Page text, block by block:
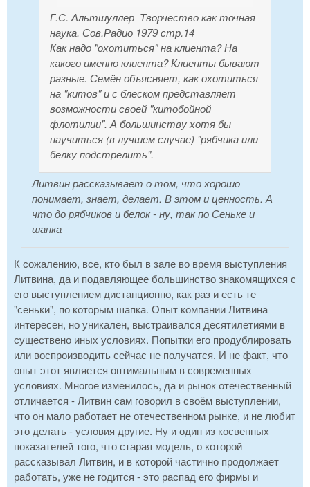
Г.С. Альтшуллер Творчество как точная
наука. Сов.Радио 1979 стр.14
Как надо "охотиться" на клиента? На
какого именно клиента? Клиенты бывают
разные. Семён объясняет, как охотиться
на "китов" и с блеском представляет
возможности своей "китобойной
флотилии". А большинству хотя бы
научиться (в лучшем случае) "рябчика или
белку подстрелить".
Литвин рассказывает о том, что хорошо
понимает, знает, делает. В этом и ценность. А
что до рябчиков и белок - ну, так по Сеньке и
шапка
К сожалению, все, кто был в зале во время выступления
Литвина, да и подавляющее большинство знакомящихся с
его выступлением дистанционно, как раз и есть те
"сеньки", по которым шапка. Опыт компании Литвина
интересен, но уникален, выстраивался десятилетиями в
существено иных условиях. Попытки его продублировать
или воспроизводить сейчас не получатся. И не факт, что
опыт этот является оптимальным в современных
условиях. Многое изменилось, да и рынок отечественный
отличается - Литвин сам говорил в своём выступлении,
что он мало работает не отечественном рынке, и не любит
это делать - условия другие. Ну и один из косвенных
показателей того, что старая модель, о которой
рассказывал Литвин, и в которой частично продолжает
работать, уже не годится - это распад его фирмы и